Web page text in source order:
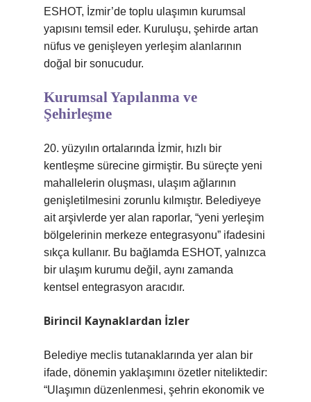
ESHOT, İzmir’de toplu ulaşımın kurumsal
yapısını temsil eder. Kuruluşu, şehirde artan
nüfus ve genişleyen yerleşim alanlarının
doğal bir sonucudur.
Kurumsal Yapılanma ve
Şehirleşme
20. yüzyılın ortalarında İzmir, hızlı bir
kentleşme sürecine girmiştir. Bu süreçte yeni
mahallelerin oluşması, ulaşım ağlarının
genişletilmesini zorunlu kılmıştır. Belediyeye
ait arşivlerde yer alan raporlar, “yeni yerleşim
bölgelerinin merkeze entegrasyonu” ifadesini
sıkça kullanır. Bu bağlamda ESHOT, yalnızca
bir ulaşım kurumu değil, aynı zamanda
kentsel entegrasyon aracıdır.
Birincil Kaynaklardan İzler
Belediye meclis tutanaklarında yer alan bir
ifade, dönemin yaklaşımını özetler niteliktedir:
“Ulaşımın düzenlenmesi, şehrin ekonomik ve